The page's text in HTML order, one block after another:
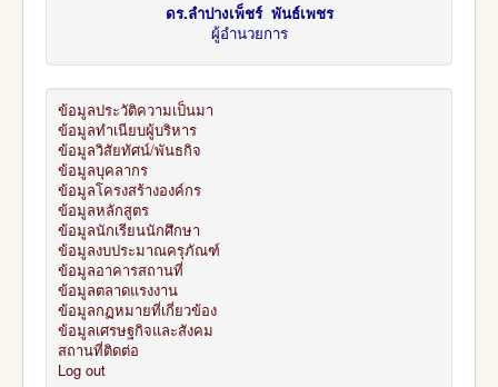
ดร.ลำปางเพ็ชร์ พันธ์เพชร
ผู้อำนวยการ
ข้อมูลประวัติความเป็นมา
ข้อมูลทำเนียบผู้บริหาร
ข้อมูลวิสัยทัศน์/พันธกิจ
ข้อมูลบุคลากร
ข้อมูลโครงสร้างองค์กร
ข้อมูลหลักสูตร
ข้อมูลนักเรียนนักศึกษา
ข้อมูลงบประมาณครุภัณฑ์
ข้อมูลอาคารสถานที่
ข้อมูลตลาดแรงงาน
ข้อมูลกฏหมายที่เกี่ยวข้อง
ข้อมูลเศรษฐกิจและสังคม
สถานที่ติดต่อ
Log out